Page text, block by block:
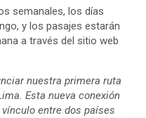
semanales, los días
y los pasajes estarán
a través del sitio web
nuestra primera ruta
Esta nueva conexión
entre dos países